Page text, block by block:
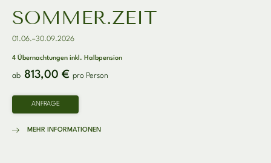
SOMMER.ZEIT
01.06.–30.09.2026
4 Übernachtungen inkl. Halbpension
ab 813,00 € pro Person
ANFRAGE
MEHR INFORMATIONEN